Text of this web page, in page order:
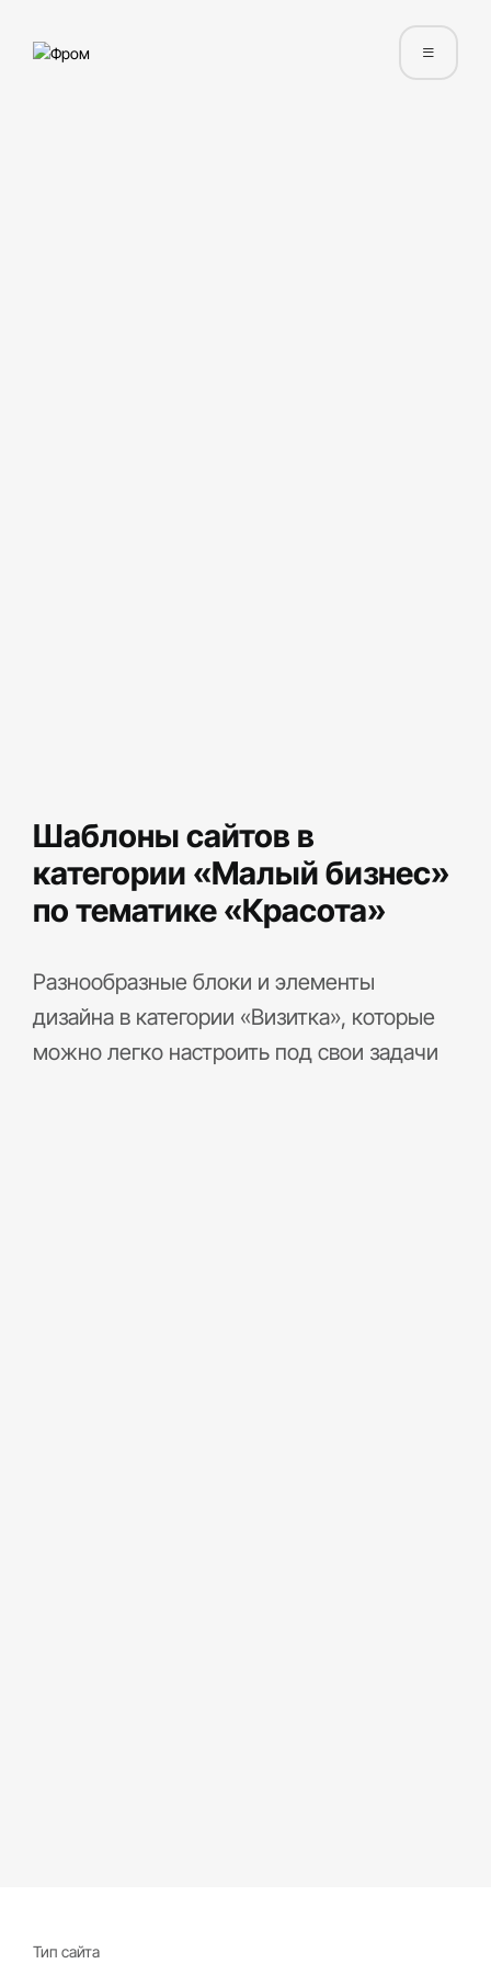
Шаблоны сайтов в
категории «Малый бизнес»
по тематике «Красота»
Разнообразные блоки и элементы
дизайна в категории «Визитка», которые
можно легко настроить под свои задачи
Тип сайта